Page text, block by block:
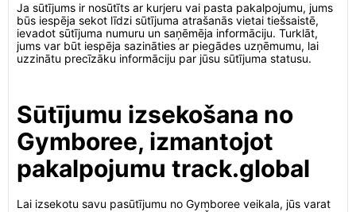
Ja sūtījums ir nosūtīts ar kurjeru vai pasta pakalpojumu, jums
būs iespēja sekot līdzi sūtījuma atrašanās vietai tiešsaistē,
ievadot sūtījuma numuru un saņēmēja informāciju. Turklāt,
jums var būt iespēja sazināties ar piegādes uzņēmumu, lai
uzzinātu precīzāku informāciju par jūsu sūtījuma statusu.
Sūtījumu izsekošana no
Gymboree, izmantojot
pakalpojumu track.global
Lai izsekotu savu pasūtījumu no Gymboree veikala, jūs varat